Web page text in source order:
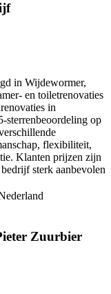
in Wijdewormer,
en toiletrenovaties
in
sterrenbeoordeling op
flexibiliteit,
Klanten prijzen zijn
sterk aanbevolen
Zuurbier